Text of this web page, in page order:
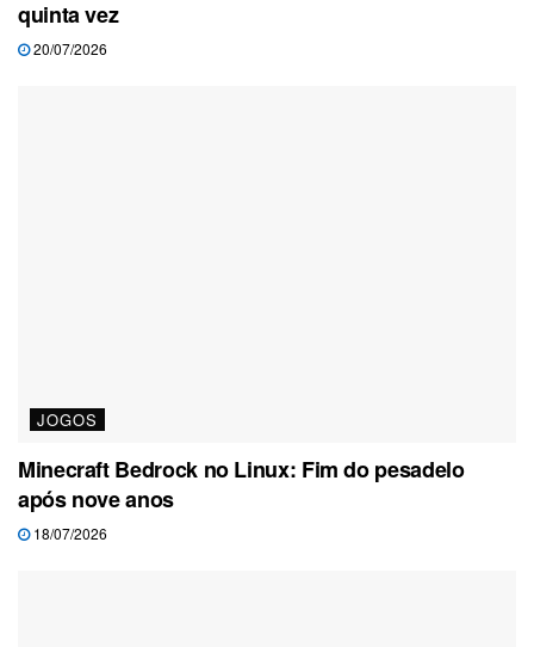
quinta vez
20/07/2026
JOGOS
Minecraft Bedrock no Linux: Fim do pesadelo
após nove anos
18/07/2026